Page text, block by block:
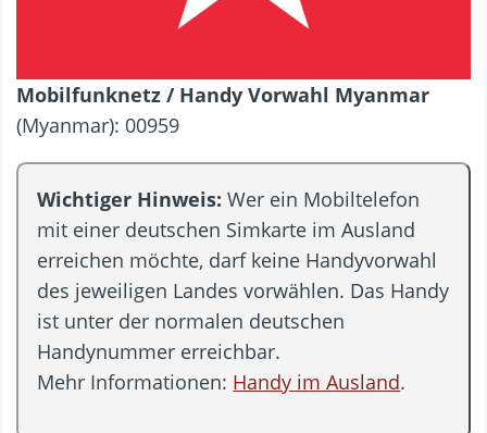
Mobilfunknetz / Handy Vorwahl Myanmar
(Myanmar): 00959
Wichtiger Hinweis: Wer ein Mobiltelefon
mit einer deutschen Simkarte im Ausland
erreichen möchte, darf keine Handyvorwahl
des jeweiligen Landes vorwählen. Das Handy
ist unter der normalen deutschen
Handynummer erreichbar.
Mehr Informationen: Handy im Ausland.